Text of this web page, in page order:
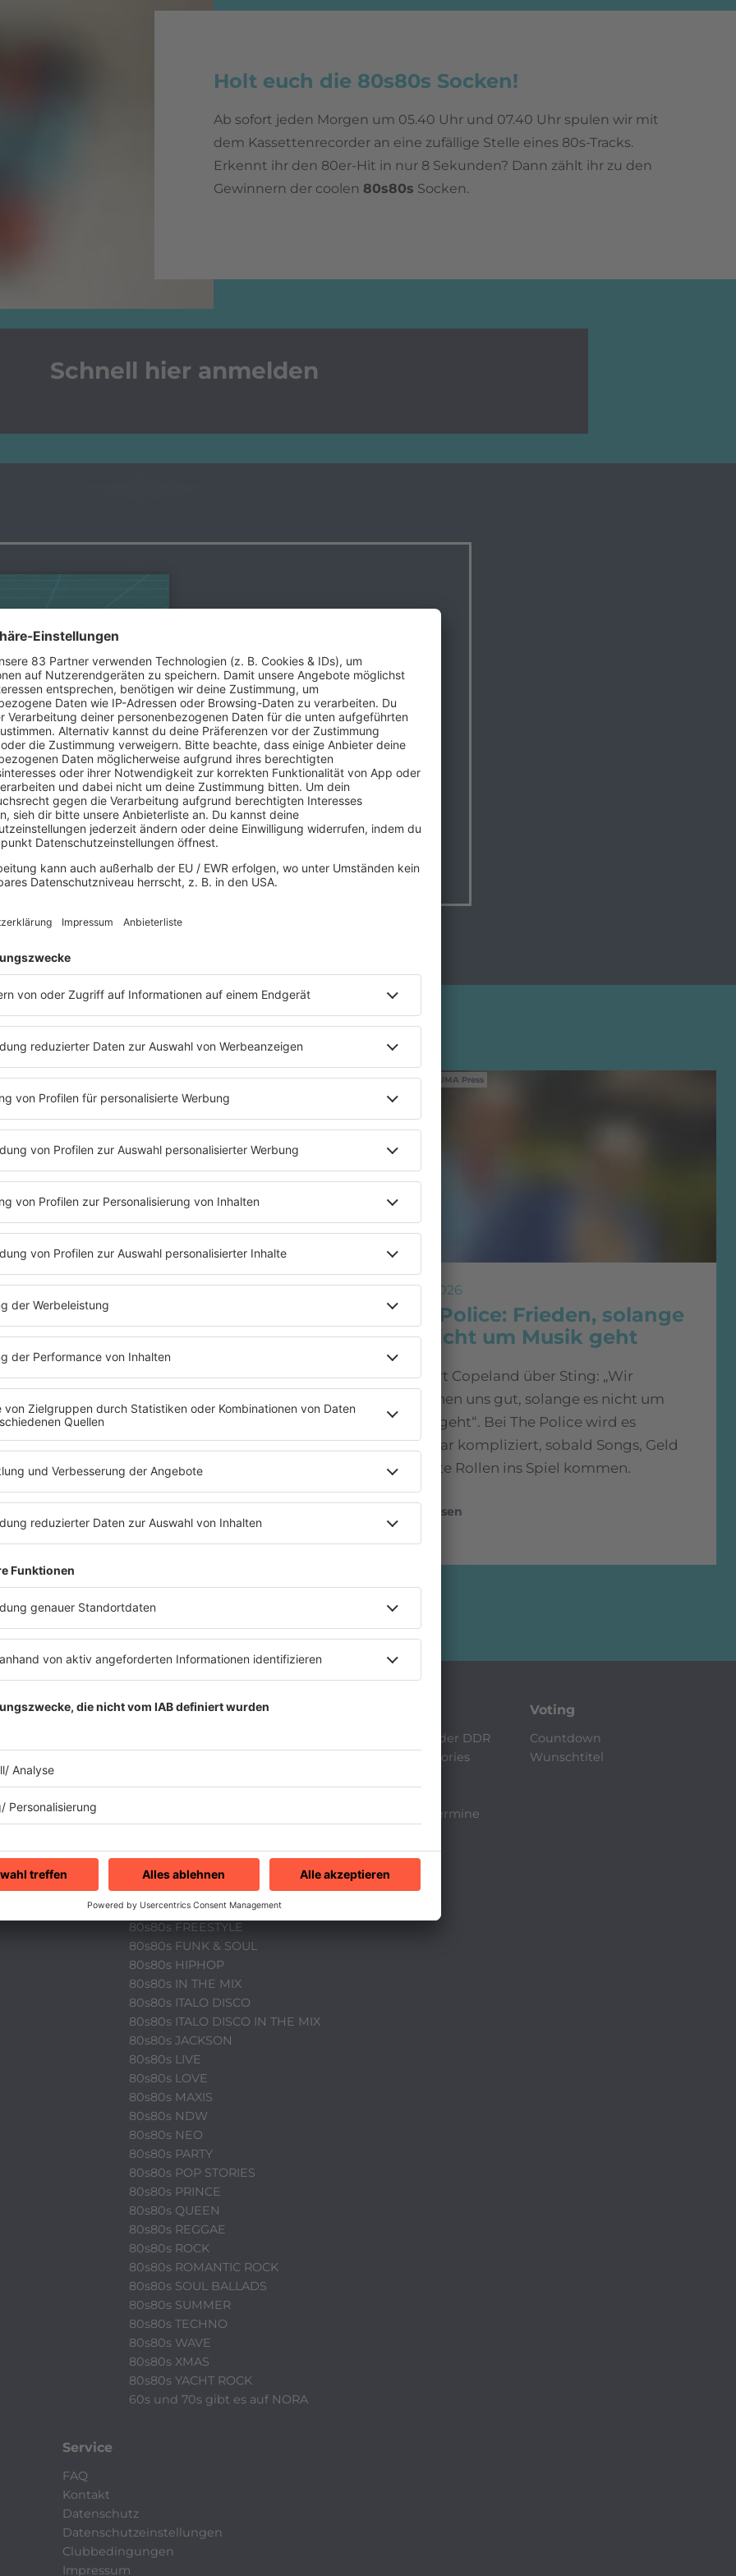
Holt euch die 80s80s Socken!
Ab sofort jeden Morgen um 05.40 Uhr und 07.40 Uhr spulen wir mit
dem Kassettenrecorder an eine zufällige Stelle eines 80s-Tracks.
Erkennt ihr den 80er-Hit in nur 8 Sekunden? Dann zählt ihr zu den
Gewinnern der coolen 80s80s Socken.
Schnell hier anmelden
abspielen 80s80s DIGITAL
Jetzt hier80s80seinschalten!
Es läuft:
Mel & Kim mit That's the Way It Is
80s80s News
IMAGO / Panthermedia
03.08.2026
Madonna: Aerobic, Sean
Penn und der Durchbruch
Inmitten des Chaos zwischen abgesagtem
Madonna nun ein besonderes Buch an.
mehr lesen
IMAGO / ZUMA Press
28.07.2026
The Police: Frieden, solange
es nicht um Musik geht
Stewart Copeland über Sting: „Wir
verstehen uns gut, solange es nicht um
Musik geht“. Bei The Police wird es
offenbar kompliziert, sobald Songs, Geld
und alte Rollen ins Spiel kommen.
mehr lesen
Immer aktuell: die 80s80s NEWS-Seite
Mode
Radios
80s80s DEPECHE MODE
80s80s DEUTSCH
80s80s DINNERPARTY
80s80s EBM
80s80s FREESTYLE
80s80s FUNK & SOUL
80s80s HIPHOP
80s80s IN THE MIX
80s80s ITALO DISCO
80s80s ITALO DISCO IN THE MIX
80s80s JACKSON
80s80s LIVE
80s80s LOVE
80s80s MAXIS
80s80s NDW
80s80s NEO
80s80s PARTY
80s80s POP STORIES
80s80s PRINCE
80s80s QUEEN
80s80s REGGAE
80s80s ROCK
80s80s ROMANTIC ROCK
80s80s SOUL BALLADS
80s80s SUMMER
80s80s TECHNO
80s80s WAVE
80s80s XMAS
80s80s YACHT ROCK
60s und 70s gibt es auf NORA
80s Musik in der DDR
Peters Pop Stories
80s Konzerttermine
Voting
Countdown
Wunschtitel
Service
FAQ
Kontakt
Datenschutz
Datenschutzeinstellungen
Clubbedingungen
Impressum